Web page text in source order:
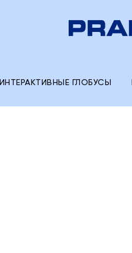
ИНТЕРАКТИВНЫЕ ГЛОБУСЫ